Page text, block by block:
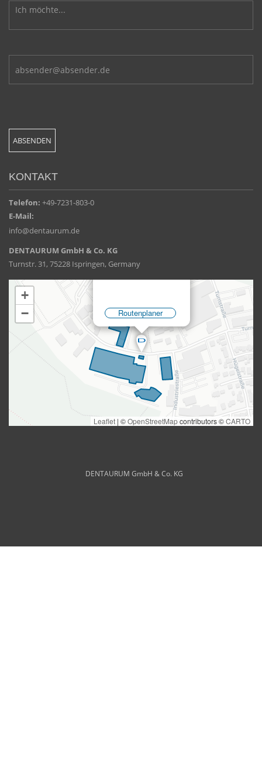
KONTAKT
Telefon: +49-7231-803-0
E-Mail:
info@dentaurum.de
DENTAURUM GmbH & Co. KG
Turnstr. 31, 75228 Ispringen, Germany
DENTAURUM GmbH & Co. KG